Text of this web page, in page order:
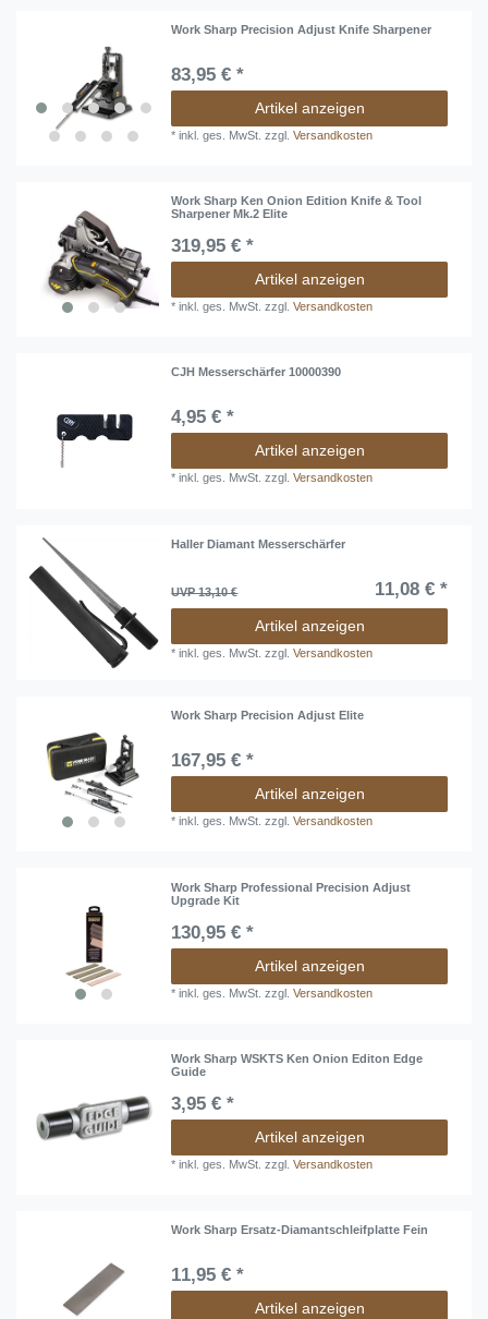
Work Sharp Precision Adjust Knife Sharpener
83,95 € *
Artikel anzeigen
*inkl. ges. MwSt. zzgl.Versandkosten
Work Sharp Ken Onion Edition Knife & Tool
Sharpener Mk.2 Elite
319,95 € *
Artikel anzeigen
*inkl. ges. MwSt. zzgl.Versandkosten
CJH Messerschärfer 10000390
4,95 € *
Artikel anzeigen
*inkl. ges. MwSt. zzgl.Versandkosten
Haller Diamant Messerschärfer
UVP 13,10 € 11,08 € *
Artikel anzeigen
*inkl. ges. MwSt. zzgl.Versandkosten
Work Sharp Precision Adjust Elite
167,95 € *
Artikel anzeigen
*inkl. ges. MwSt. zzgl.Versandkosten
Work Sharp Professional Precision Adjust
Upgrade Kit
130,95 € *
Artikel anzeigen
*inkl. ges. MwSt. zzgl.Versandkosten
Work Sharp WSKTS Ken Onion Editon Edge
Guide
3,95 € *
Artikel anzeigen
*inkl. ges. MwSt. zzgl.Versandkosten
Work Sharp Ersatz-Diamantschleifplatte Fein
11,95 € *
Artikel anzeigen